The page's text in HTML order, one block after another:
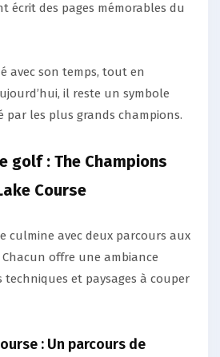
écrit des pages mémorables du
avec son temps, tout en
il reste un symbole
par les plus grands champions.
golf : The Champions
Course
culmine avec deux parcours aux
offre une ambiance
et paysages à couper
: Un parcours de